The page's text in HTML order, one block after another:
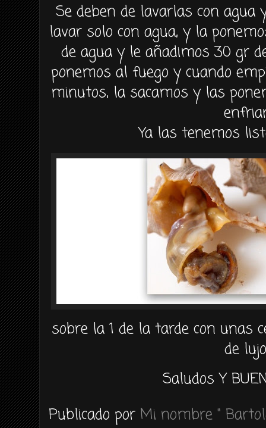
Se deben de lavarlas con
lavar solo con agua, y la
de agua y le añadimos 30 gr
ponemos al fuego y cuando
minutos, la sacamos y las
Ya las tenemos
sobre la 1 de la tarde con unas
de
Saludos Y
Publicado por Mi nombre "